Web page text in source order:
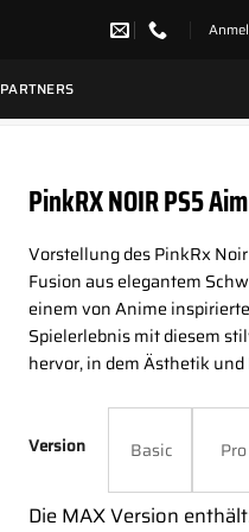
PARTNERS
PinkRX NOIR PS5
Vorstellung des PinkRx
Fusion aus elegantem
einem von Anime
Spielerlebnis mit diesem
hervor, in dem Ästhetik
Version Basic Pro
Die MAX Version